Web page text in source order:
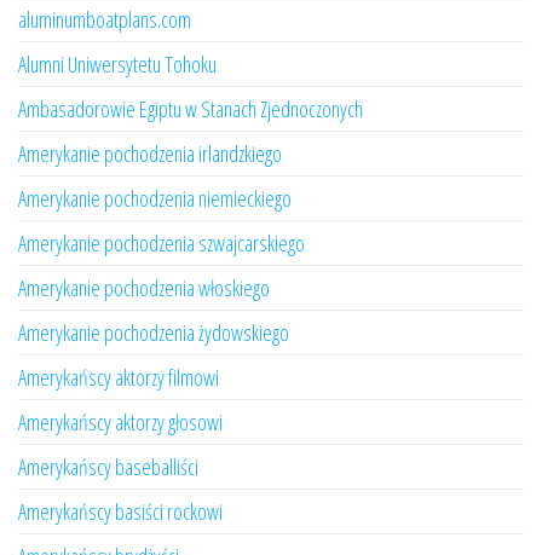
aluminumboatplans.com
Alumni Uniwersytetu Tohoku
Ambasadorowie Egiptu w Stanach Zjednoczonych
Amerykanie pochodzenia irlandzkiego
Amerykanie pochodzenia niemieckiego
Amerykanie pochodzenia szwajcarskiego
Amerykanie pochodzenia włoskiego
Amerykanie pochodzenia żydowskiego
Amerykańscy aktorzy filmowi
Amerykańscy aktorzy głosowi
Amerykańscy baseballiści
Amerykańscy basiści rockowi